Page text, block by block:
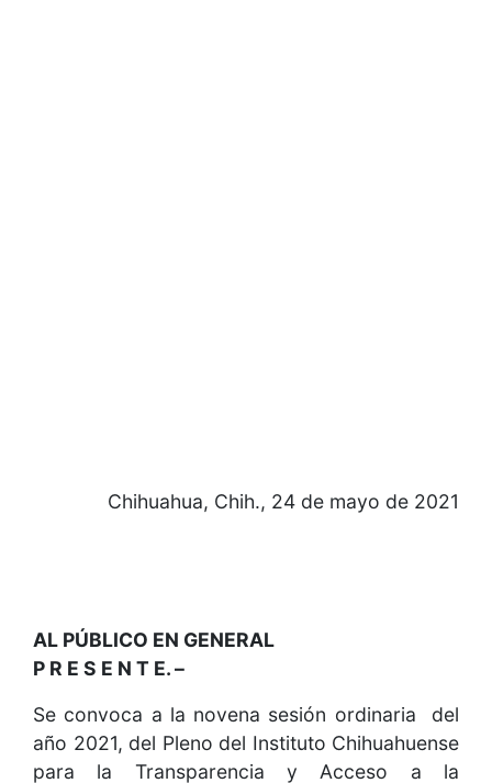
Chihuahua, Chih., 24 de mayo de 2021
AL PÚBLICO EN GENERAL
P R E S E N T E. –
Se convoca a la novena sesión ordinaria del
año 2021, del Pleno del Instituto Chihuahuense
para la Transparencia y Acceso a la